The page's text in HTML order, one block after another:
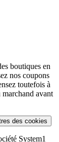
boutiques en
nos coupons
toutefois à
avant
des cookies
System1